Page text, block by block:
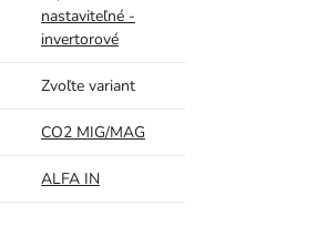
nastaviteľné -
invertorové
Zvoľte variant
CO2 MIG/MAG
ALFA IN